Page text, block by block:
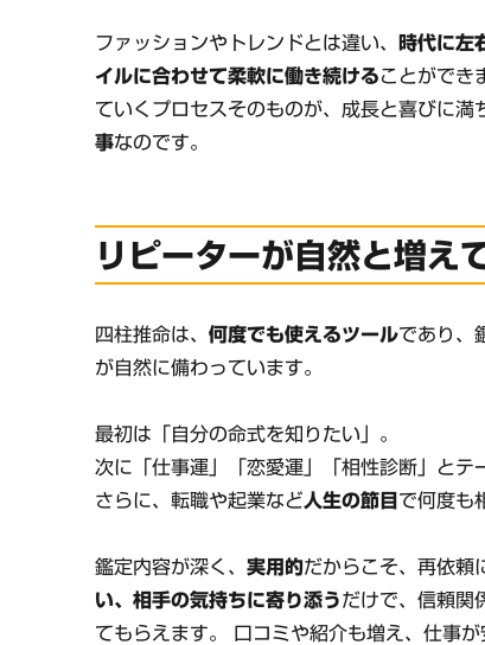
ファッションやトレンドとは違い、 時代に左
イルに合わせて柔軟に働き続けることができ
ていくプロセスそのものが、成長と喜びに満
事なのです。
リピーターが自然と増え
四柱推命は、何度でも使えるツールであり、
が自然に備わっています。
最初は「自分の命式を知りたい」。
次に「仕事運」「恋愛運」「相性診断」とテ
さらに、転職や起業など人生の節目 で何度も
鑑定内容が深く、実用的だからこそ、再依頼
い、相手の気持ちに寄り添うだけで、信頼関
てもらえます。 口コミや紹介も増え、仕事が